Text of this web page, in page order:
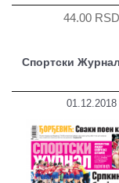
44.00 RSD
Спортски
01.12.2018